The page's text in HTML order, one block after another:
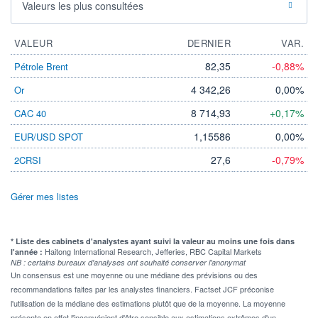
Valeurs les plus consultées
VALEUR DERNIER
VAR.
Pétrole Brent
82,35 -0,88%
Or 4 342,26 0,00%
CAC 40 8 714,93 +0,17%
EUR/USD SPOT 1,15586 0,00%
2CRSI 27,6 -0,79%
Gérer mes listes
* Liste des cabinets d'analystes ayant suivi la valeur au moins une fois dans
l'année : Haitong International Research, Jefferies, RBC Capital Markets
NB : certains bureaux d'analyses ont souhaité conserver l'anonymat
Un consensus est une moyenne ou une médiane des prévisions ou des
recommandations faites par les analystes financiers. Factset JCF préconise
l'utilisation de la médiane des estimations plutôt que de la moyenne. La moyenne